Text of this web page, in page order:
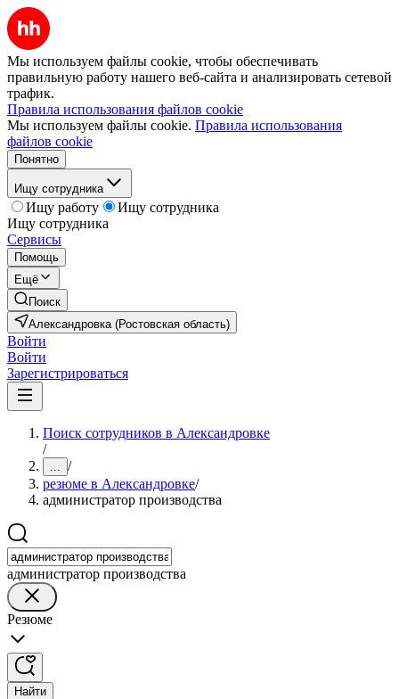
Мы используем файлы cookie, чтобы обеспечивать
правильную работу нашего веб-сайта и анализировать сетевой
трафик.
Правила использования файлов cookie
Мы используем файлы cookie. Правила использования
файлов cookie
Понятно
Ищу сотрудника
Ищу работу
Ищу сотрудника
Ищу сотрудника
Сервисы
Помощь
Ещё
Поиск
Александровка (Ростовская область)
Войти
Войти
Зарегистрироваться
Поиск сотрудников в Александровке
/
... /
резюме в Александровке/
администратор производства
администратор производства
Резюме
Найти